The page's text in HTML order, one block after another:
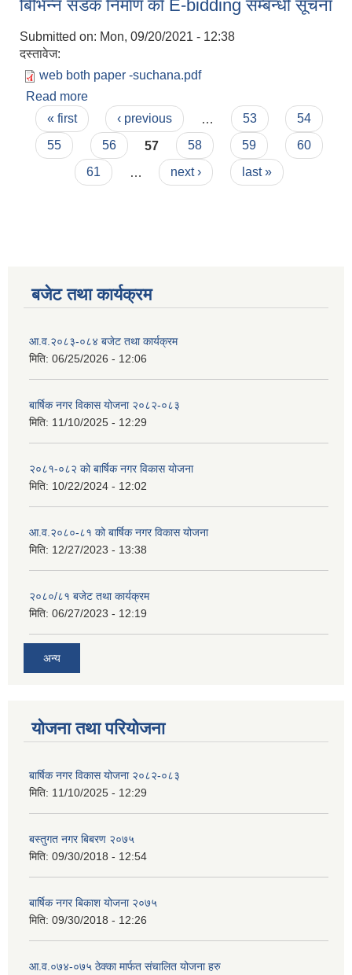
गर्ने सम्बन्धी E-bidding काे सूचना
बिभिन्न सडक निर्माण काे E-bidding सम्बन्धी सूचना
Submitted on: Mon, 09/20/2021 - 12:38
दस्तावेज:
web both paper -suchana.pdf
Read more
Pages
« first ‹ previous 53
54
55
56 57 58 59
60
61
next › last »
बजेट तथा कार्यक्रम
आ.व.२०८३-०८४ बजेट तथा कार्यक्रम
मिति: 06/25/2026 - 12:06
बार्षिक नगर विकास योजना २०८२-०८३
मिति: 11/10/2025 - 12:29
२०८१-०८२ को बार्षिक नगर विकास योजना
मिति: 10/22/2024 - 12:02
आ.व.२०८०-८१ को बार्षिक नगर विकास योजना
मिति: 12/27/2023 - 13:38
२०८०/८१ बजेट तथा कार्यक्रम
मिति: 06/27/2023 - 12:19
अन्य
योजना तथा परियोजना
बार्षिक नगर विकास योजना २०८२-०८३
मिति: 11/10/2025 - 12:29
बस्तुगत नगर बिबरण २०७५
मिति: 09/30/2018 - 12:54
बार्षिक नगर बिकाश योजना २०७५
मिति: 09/30/2018 - 12:26
आ.व.०७४-०७५ ठेक्का मार्फत संचालित योजना हरु